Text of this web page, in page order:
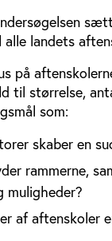
landets
på
til størrelse,
som:
skaber en
rammerne,
muligheder?
af aftenskoler